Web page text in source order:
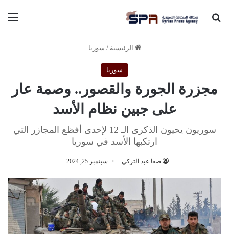
بحث عن
الرئيسية / سوريا
سوريا
مجزرة الجورة والقصور.. وصمة عار
على جبين نظام الأسد
سوريون يحيون الذكرى الـ 12 لإحدى أفظع المجازر التي
ارتكبها الأسد في سوريا
صفا عبد التركي سبتمبر 25, 2024